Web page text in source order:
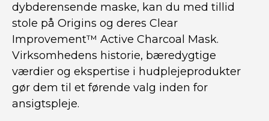
dybderensende maske, kan du med tillid
stole på Origins og deres Clear
Improvement™ Active Charcoal Mask.
Virksomhedens historie, bæredygtige
værdier og ekspertise i hudplejeprodukter
gør dem til et førende valg inden for
ansigtspleje.